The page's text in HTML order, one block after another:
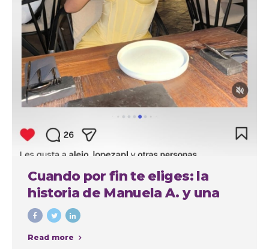
Cuando por fin te eliges: la
historia de Manuela A. y una
experiencia cuidada de
principio a fin
Read more